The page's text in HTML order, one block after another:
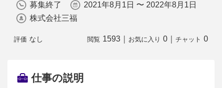
募集終了
2021年8月1日 〜 2022年8月1日
株式会社三福
評価 なし 閲覧 1593 お気に入り 0 チャット 0
仕事の説明